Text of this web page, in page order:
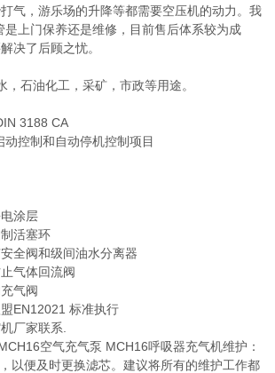
气，游乐场的升降等都需要空压机的动力。我
是上门保养还是维修，目前售后体系较为成
决了后顾之忧。
，石油化工，采矿，市政等用途。
3188 CA
控制和自动停机控制项目
涂层
活塞环
全阀和级间油水分离器
气体回流阀
气阀
EN12021 标准执行
厂家联系.
空气充气泵 MCH16呼吸器充气机维护：
以便及时更换滤芯。建议将所有的维护工作都